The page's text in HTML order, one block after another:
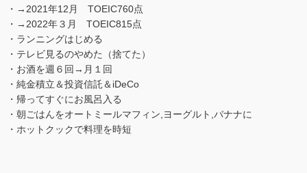
・→2021年12月 TOEIC760点
・→2022年３月 TOEIC815点
・ランニングはじめる
・テレビ見るのやめた（捨てた）
・お酒を週６回→月１回
・純金積立＆投資信託＆iDeCo
・帰ってすぐにお風呂入る
・朝ごはんをオートミールマフィン,ヨーグルト,バナナに
・ホットクックで料理を時短